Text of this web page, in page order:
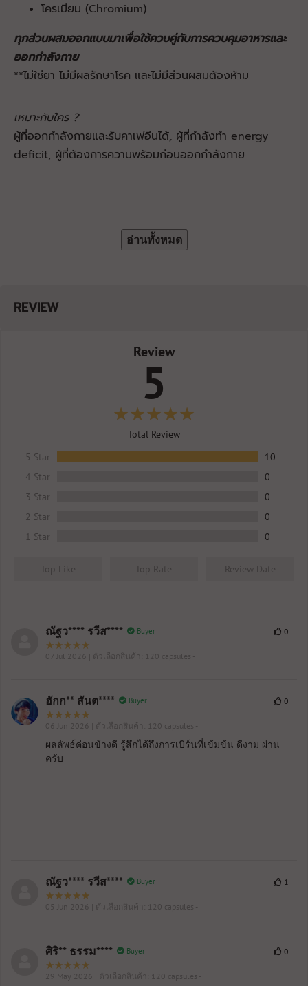
โครเมียม (Chromium)
ทุกส่วนผสมออกแบบมาเพื่อใช้ควบคู่กับการควบคุมอาหารและ
ออกกำลังกาย
**ไม่ใช่ยา ไม่มีผลรักษาโรค และไม่มีส่วนผสมต้องห้าม
เหมาะกับใคร ?
ผู้ที่ออกกำลังกายและรับคาเฟอีนได้, ผู้ที่กำลังทำ energy
deficit, ผู้ที่ต้องการความพร้อมก่อนออกกำลังกาย
อ่านทั้งหมด
REVIEW
Review
5
Total Review
5 Star
10
4 Star
0
3 Star
0
2 Star
0
1 Star
0
Top Like Top Rate Review Date
ณัฐว**** รวีส**** Buyer
07 Jul 2026 | ตัวเลือกสินค้า: 120 capsules -
0
ฮักก** สันต**** Buyer
06 Jun 2026 | ตัวเลือกสินค้า: 120 capsules -
0
ผลลัพธ์ค่อนข้างดี รู้สึกได้ถึงการเบิร์นที่เข้มข้น ดีงาม ผ่าน
ครับ
ณัฐว**** รวีส**** Buyer
05 Jun 2026 | ตัวเลือกสินค้า: 120 capsules -
1
ศิริ** ธรรม**** Buyer
29 May 2026 | ตัวเลือกสินค้า: 120 capsules -
0